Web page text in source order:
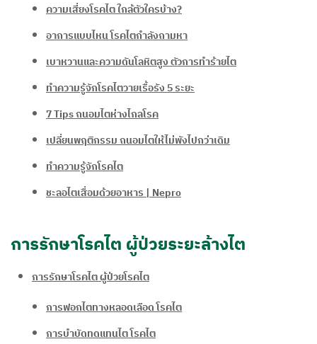
ความเสี่ยงโรคไต ใกล้ตัวใครบ้าง?
อาการแบบไหน โรคไตกำลังถามหา
เบาหวานและความดันโลหิตสูง ตัวการทำร้ายไต
ทำความรู้จักโรคไตวายเรื้อรัง 5 ระยะ
7 Tips ถนอมไตห่างไกลโรค
เปลี่ยนพฤติกรรม ถนอมไตให้ไม่พังไปกว่าเดิม
ทำความรู้จักโรคไต
ชะลอไตเสื่อมด้วยอาหาร | Nepro
การรักษาโรคไต ผู้ป่วยระยะล้างไต
การรักษาโรคไต ผู้ป่วยโรคไต
การฟอกไตทางหลอดเลือด โรคไต​
การบำบัดทดแทนไต โรคไต